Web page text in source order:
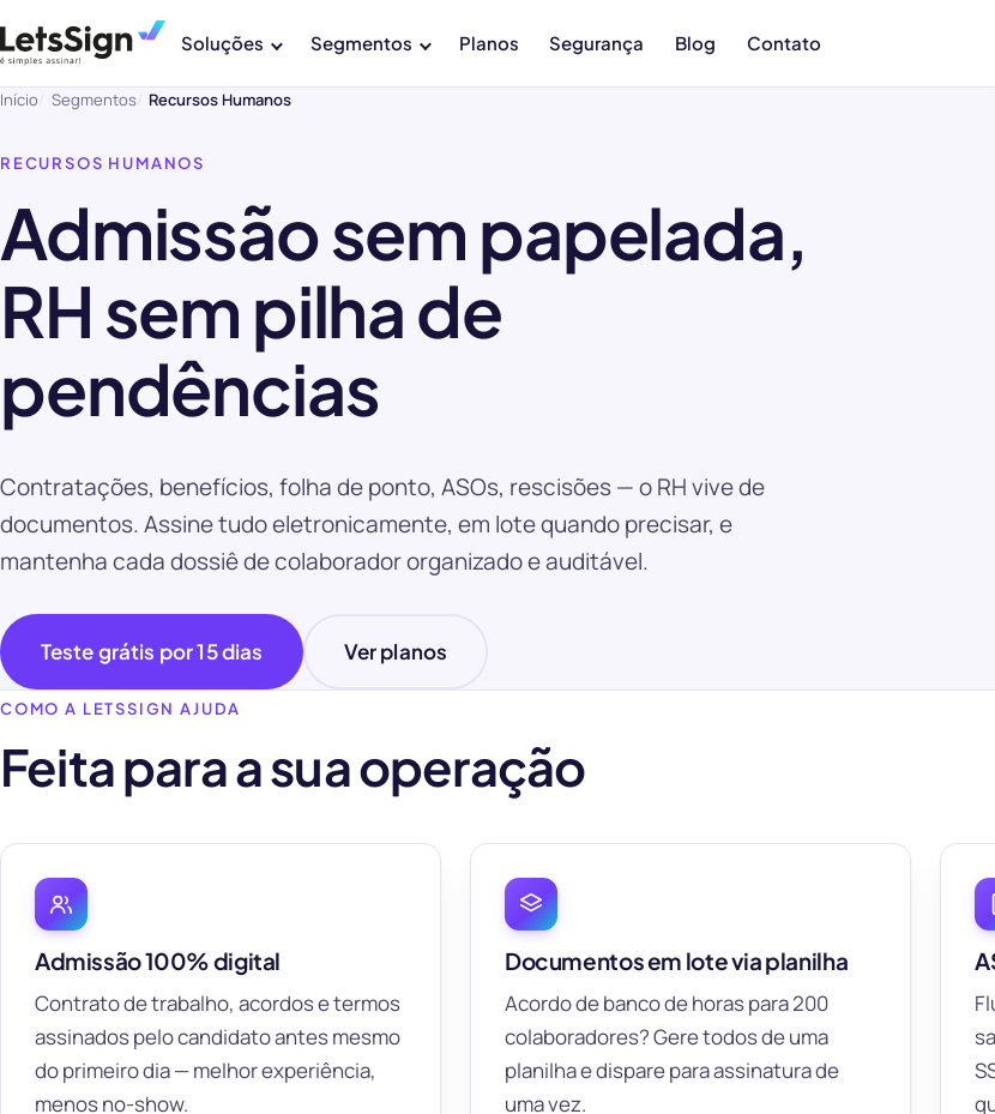
Soluções Segmentos Planos Segurança Blog Contato
Início Segmentos Recursos Humanos
RECURSOS HUMANOS
Admissão sem papelada,
RH sem pilha de
pendências
Contratações, benefícios, folha de ponto, ASOs, rescisões — o RH vive de
documentos. Assine tudo eletronicamente, em lote quando precisar, e
mantenha cada dossiê de colaborador organizado e auditável.
Teste grátis por 15 dias Ver planos
COMO A LETSSIGN AJUDA
Feita para a sua operação
Admissão 100% digital
Contrato de trabalho, acordos e termos
assinados pelo candidato antes mesmo
do primeiro dia — melhor experiência,
menos no-show.
Documentos em lote via planilha
Acordo de banco de horas para 200
colaboradores? Gere todos de uma
planilha e dispare para assinatura de
uma vez.